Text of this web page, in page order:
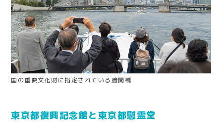
国の重要文化財に指定されている勝鬨橋
東京都復興記念館と東京都慰霊堂